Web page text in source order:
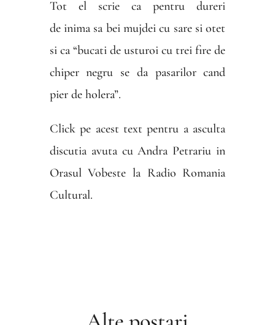
Tot el scrie ca pentru dureri
de inima sa bei mujdei cu sare si otet
si ca “bucati de usturoi cu trei fire de
chiper negru se da pasarilor cand
pier de holera”.
Click pe acest text pentru a asculta
discutia avuta cu Andra Petrariu in
Orasul Vobeste la Radio Romania
Cultural.